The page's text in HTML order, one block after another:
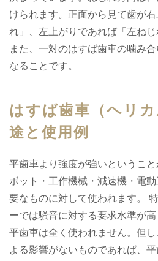
けられます。正面から見て歯が
れ」、左上がりであれば「左ねじ
また、一対のはすば歯車の噛み
なることです。
はすば歯車（ヘリ
途と使用例
平歯車より強度が強いというこ
ボット・工作機械・減速機・電
要なものに対して使われます。
ーでは騒音に対する要求水準が
平歯車は全く使われません。但
よる影響がないものであれば、平